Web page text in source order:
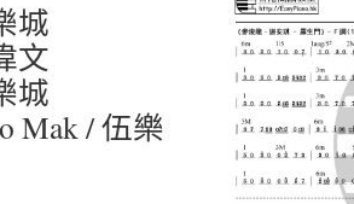
城
文
城
Mak / 伍樂